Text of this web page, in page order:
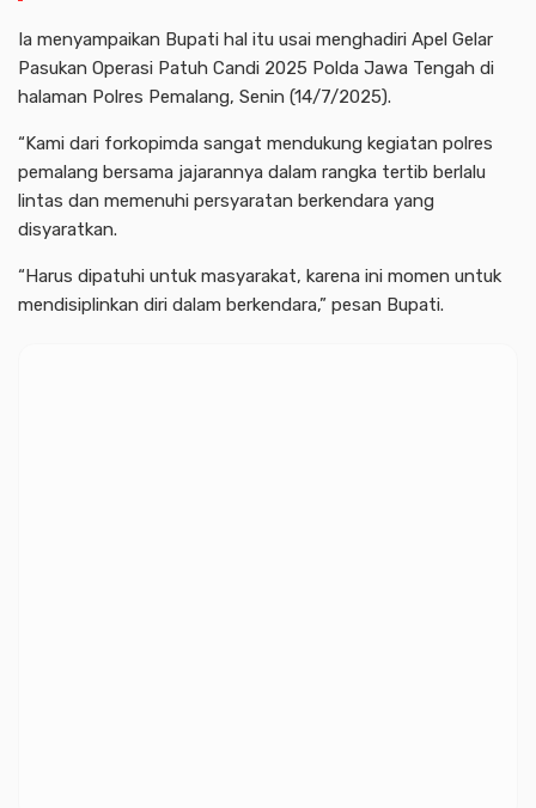
Ia menyampaikan Bupati hal itu usai menghadiri Apel Gelar
Pasukan Operasi Patuh Candi 2025 Polda Jawa Tengah di
halaman Polres Pemalang, Senin (14/7/2025).
“Kami dari forkopimda sangat mendukung kegiatan polres
pemalang bersama jajarannya dalam rangka tertib berlalu
lintas dan memenuhi persyaratan berkendara yang
disyaratkan.
“Harus dipatuhi untuk masyarakat, karena ini momen untuk
mendisiplinkan diri dalam berkendara,” pesan Bupati.